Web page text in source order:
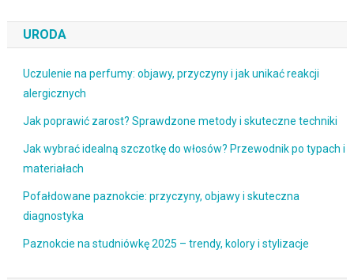
URODA
Uczulenie na perfumy: objawy, przyczyny i jak unikać reakcji
alergicznych
Jak poprawić zarost? Sprawdzone metody i skuteczne techniki
Jak wybrać idealną szczotkę do włosów? Przewodnik po typach i
materiałach
Pofałdowane paznokcie: przyczyny, objawy i skuteczna
diagnostyka
Paznokcie na studniówkę 2025 – trendy, kolory i stylizacje